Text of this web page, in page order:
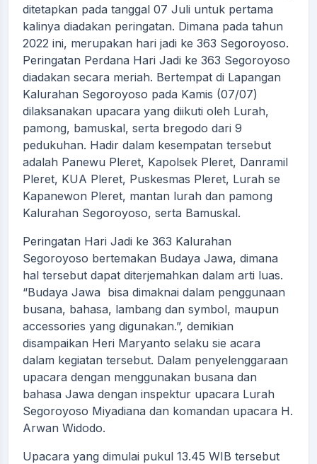
ditetapkan pada tanggal 07 Juli untuk pertama
kalinya diadakan peringatan. Dimana pada tahun
2022 ini, merupakan hari jadi ke 363 Segoroyoso.
Peringatan Perdana Hari Jadi ke 363 Segoroyoso
diadakan secara meriah. Bertempat di Lapangan
Kalurahan Segoroyoso pada Kamis (07/07)
dilaksanakan upacara yang diikuti oleh Lurah,
pamong, bamuskal, serta bregodo dari 9
pedukuhan. Hadir dalam kesempatan tersebut
adalah Panewu Pleret, Kapolsek Pleret, Danramil
Pleret, KUA Pleret, Puskesmas Pleret, Lurah se
Kapanewon Pleret, mantan lurah dan pamong
Kalurahan Segoroyoso, serta Bamuskal.
Peringatan Hari Jadi ke 363 Kalurahan
Segoroyoso bertemakan Budaya Jawa, dimana
hal tersebut dapat diterjemahkan dalam arti luas.
“Budaya Jawa bisa dimaknai dalam penggunaan
busana, bahasa, lambang dan symbol, maupun
accessories yang digunakan.”, demikian
disampaikan Heri Maryanto selaku sie acara
dalam kegiatan tersebut. Dalam penyelenggaraan
upacara dengan menggunakan busana dan
bahasa Jawa dengan inspektur upacara Lurah
Segoroyoso Miyadiana dan komandan upacara H.
Arwan Widodo.
Upacara yang dimulai pukul 13.45 WIB tersebut